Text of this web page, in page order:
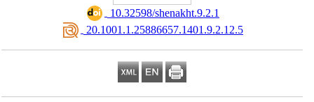
‎ 10.32598/shenakht.9.2.1
‎ 20.1001.1.25886657.1401.9.2.12.5